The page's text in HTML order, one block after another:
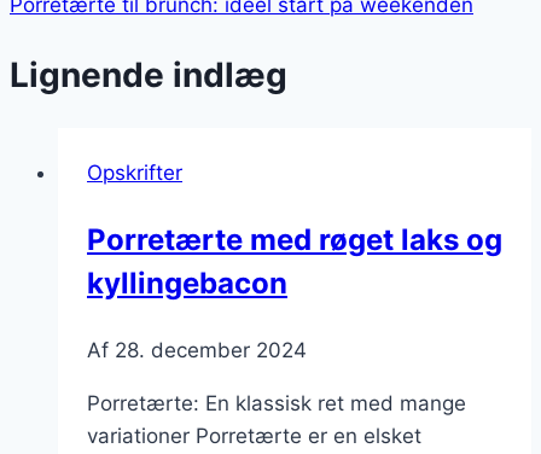
Lignende indlæg
Opskrifter
Porretærte med røget laks og
kyllingebacon
Af 28. december 2024
Porretærte: En klassisk ret med mange
variationer Porretærte er en elsket